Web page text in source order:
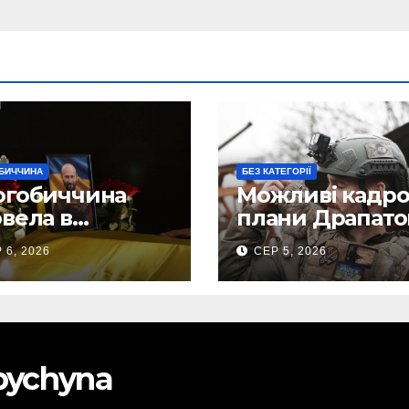
в
земну
свого
– Олега
6, 2026
БЕЗ КАТЕГОРІЇ
Можливі
плани
Маркусу
пророкують
важливу
СЕР 5, 2026